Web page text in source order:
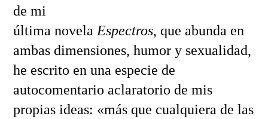
de mi
última novela Espectros, que abunda en
ambas dimensiones, humor y sexualidad,
he escrito en una especie de
autocomentario aclaratorio de mis
propias ideas: «más que cualquiera de las